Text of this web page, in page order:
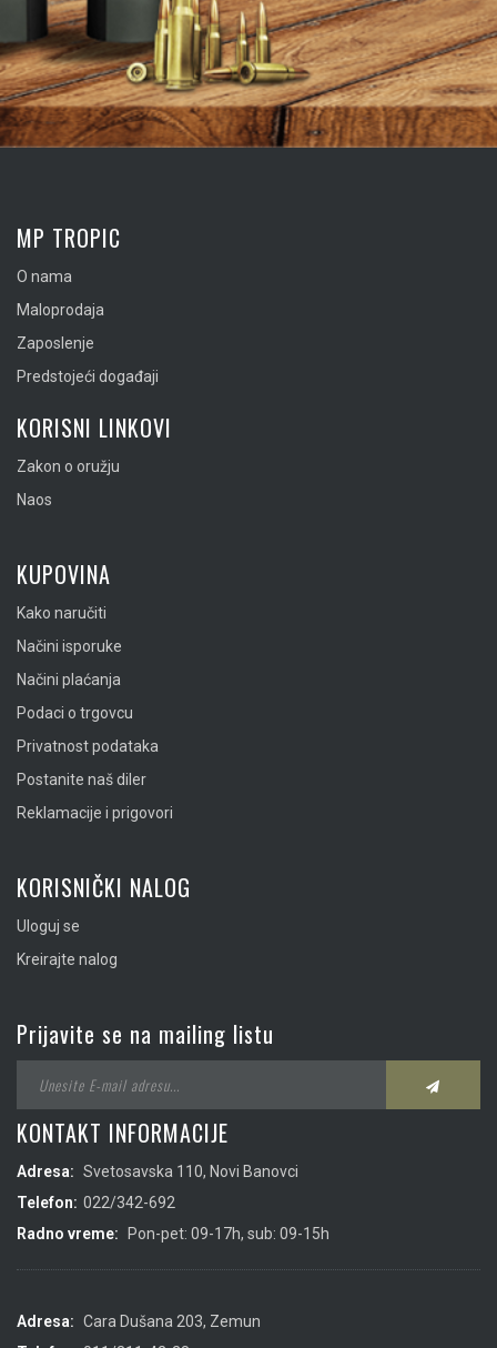
MP TROPIC
O nama
Maloprodaja
Zaposlenje
Predstojeći događaji
KORISNI LINKOVI
Zakon o oružju
Naos
KUPOVINA
Kako naručiti
Načini isporuke
Načini plaćanja
Podaci o trgovcu
Privatnost podataka
Postanite naš diler
Reklamacije i prigovori
KORISNIČKI NALOG
Uloguj se
Kreirajte nalog
Prijavite se na mailing listu
KONTAKT INFORMACIJE
Adresa: Svetosavska 110, Novi Banovci
Telefon: 022/342-692
Radno vreme:
Pon-pet: 09-17h, sub: 09-15h
Adresa: Cara Dušana 203, Zemun